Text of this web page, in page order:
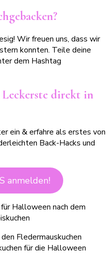
Wir freuen uns, dass wir
konnten. Teile deine
dem Hashtag
direkt in
ein & erfahre als erstes von
Back-Hacks und
anmelden!